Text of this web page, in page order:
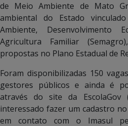
de Meio Ambiente de Mato
ambiental do Estado
Ambiente, Desenvolvimento
Agricultura Familiar
propostas no Plano Estadual de
Foram disponibilizadas 150
gestores públicos e ainda é
através do site da EscolaGov
interessado fazer um cadastro
em contato com o Imasul